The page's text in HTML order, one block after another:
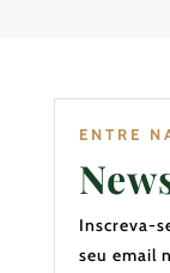
ENTRE
Inscreva-
seu email